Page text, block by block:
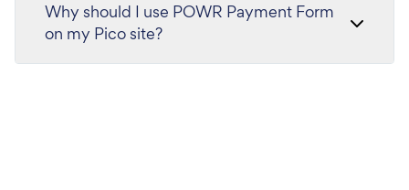
Why should I use POWR Payment Form
on my Pico site?